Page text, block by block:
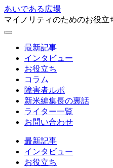
あいである広場
マイノリティのためのお役立
最新記事
インタビュー
お役立ち
コラム
障害者ルポ
新米編集長の裏話
ライター一覧
お問い合わせ
最新記事
インタビュー
お役立ち